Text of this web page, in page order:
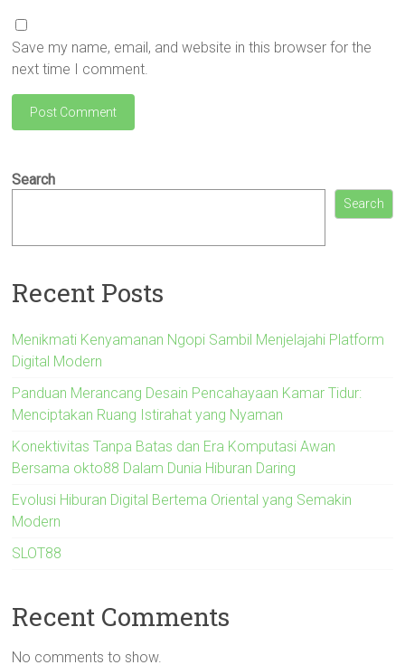
Save my name, email, and website in this browser for the
next time I comment.
Search
Search
Recent Posts
Menikmati Kenyamanan Ngopi Sambil Menjelajahi Platform
Digital Modern
Panduan Merancang Desain Pencahayaan Kamar Tidur:
Menciptakan Ruang Istirahat yang Nyaman
Konektivitas Tanpa Batas dan Era Komputasi Awan
Bersama okto88 Dalam Dunia Hiburan Daring
Evolusi Hiburan Digital Bertema Oriental yang Semakin
Modern
SLOT88
Recent Comments
No comments to show.